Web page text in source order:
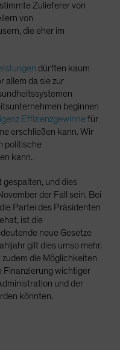
Zulieferer von
von
die eher im
dürften kaum
allem da sie zur
beginnen
Effizienzgewinnefür
erschließen kann. Wir
politische
kann.
gespalten, und dies
der Fall sein. Bei
Partei des Präsidenten
ist die
neue Gesetze
gilt dies umso mehr.
die Möglichkeiten
Finanzierung wichtiger
und der
könnten.